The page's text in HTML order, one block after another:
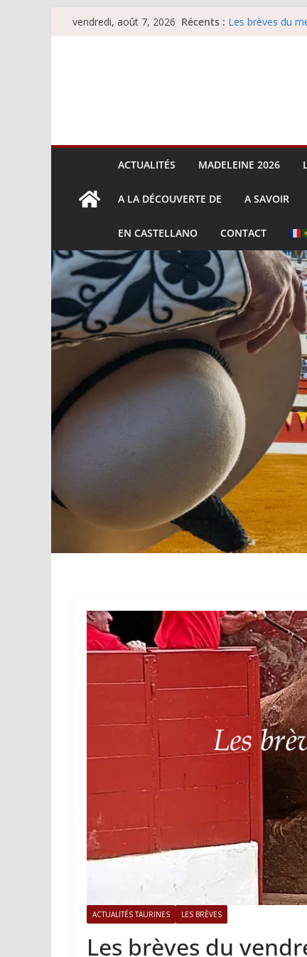
Passervendredi, août 7, 2026 Récents : Les brèves du
ACTUALITÉS MADELEINE 2026
A LA DÉCOUVERTE DE A SAVOIR
EN CASTELLANO CONTACT
ACTUALITÉS TAURINES LES BRÈVES
Les brèves du
ACTUALITÉS TAURINES
Istres,
photos